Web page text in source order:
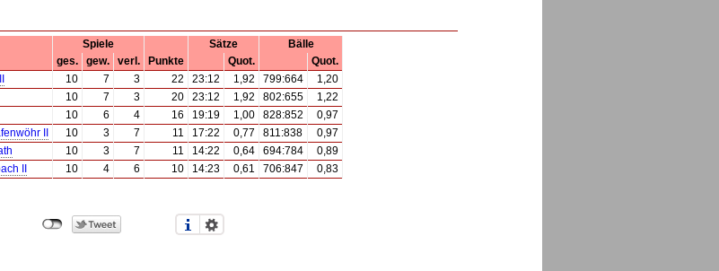
Spiele Sätze
Bälle
ges. gew. verl. Punkte Quot.
Quot.
10 7 3 22 23:12 1,92 799:664
1,20
10 7 3 20 23:12 1,92 802:655
1,22
10 6 4 16 19:19 1,00 828:852
0,97
II 10 3 7 11 17:22 0,77 811:838
0,97
10 3 7 11 14:22 0,64 694:784
0,89
II 10 4 6 10 14:23 0,61 706:847
0,83